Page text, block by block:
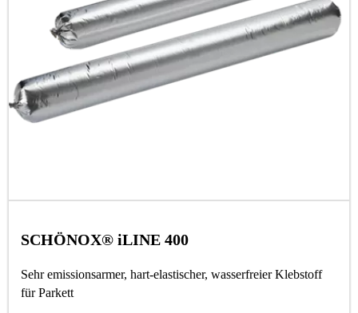
SCHÖNOX® iLINE 400
Sehr emissionsarmer, hart-elastischer, wasserfreier Klebstoff
für Parkett